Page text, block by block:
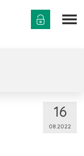
16
08.2022